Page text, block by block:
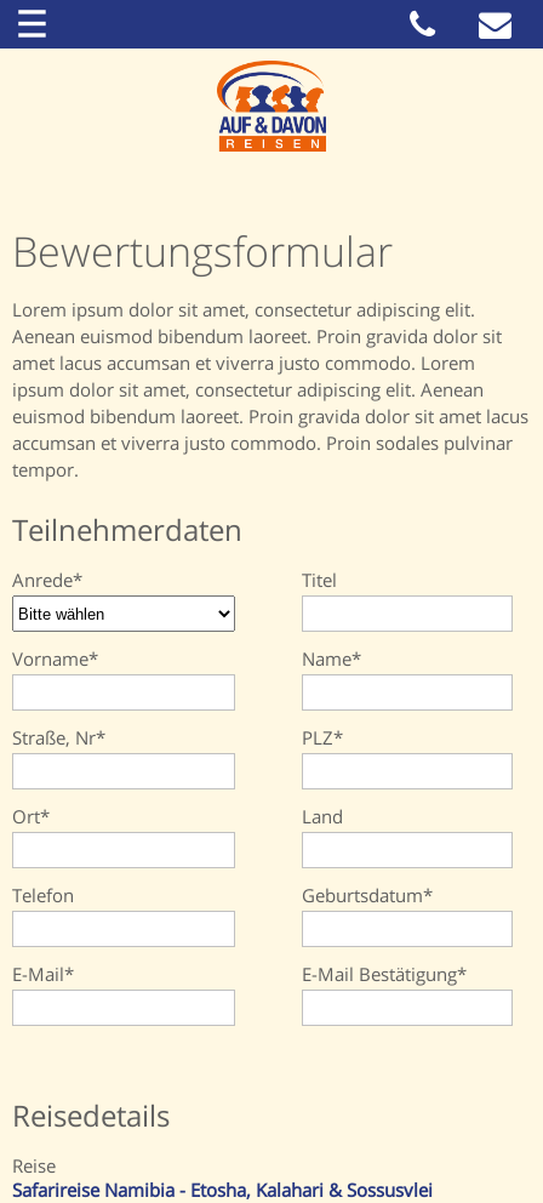
Bewertungsformular
Lorem ipsum dolor sit amet, consectetur adipiscing elit.
Aenean euismod bibendum laoreet. Proin gravida dolor sit
amet lacus accumsan et viverra justo commodo. Lorem
ipsum dolor sit amet, consectetur adipiscing elit. Aenean
euismod bibendum laoreet. Proin gravida dolor sit amet lacus
accumsan et viverra justo commodo. Proin sodales pulvinar
tempor.
Teilnehmerdaten
Anrede Titel
Vorname Name
Straße, Nr PLZ
Ort Land
Telefon Geburtsdatum
E-Mail E-Mail Bestätigung
Reisedetails
Reise
Safarireise Namibia - Etosha, Kalahari & Sossusvlei